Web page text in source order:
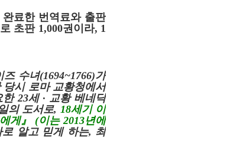
금 기부자
공지사항
동국의료원 혜택
만해마을 할인 혜택
지부지회 링크
동문기업 링크
료한 번역료와 출판
초판 1,000권이라, 1
즈 수녀(1694~1766)가
당시 로마 교황청에서
한23세 · 교황 베네딕
의 도서로, 18세기 이
게』
(이는 2013년에
로 알고 믿게 하는, 최